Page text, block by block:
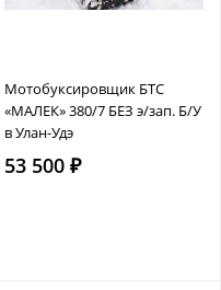
Мотобуксировщик БТС
«МАЛЕК» 380/7 БЕЗ э/зап. Б/У
в Улан-Удэ
53 500 ₽